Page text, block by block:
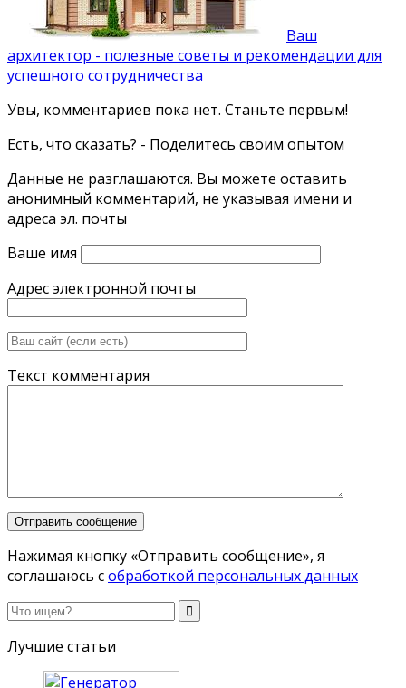
Ваш
архитектор - полезные советы и рекомендации для
успешного сотрудничества
Увы, комментариев пока нет. Станьте первым!
Есть, что сказать? - Поделитесь своим опытом
Данные не разглашаются. Вы можете оставить
анонимный комментарий, не указывая имени и
адреса эл. почты
Ваше имя
Адрес электронной почты
Текст комментария
Нажимая кнопку «Отправить сообщение», я
соглашаюсь собработкой персональных данных
Лучшие статьи